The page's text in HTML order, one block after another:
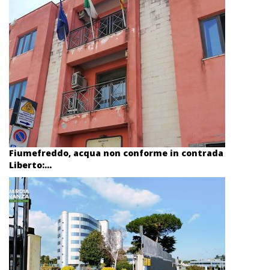
Fiumefreddo, acqua non conforme in contrada
Liberto:...